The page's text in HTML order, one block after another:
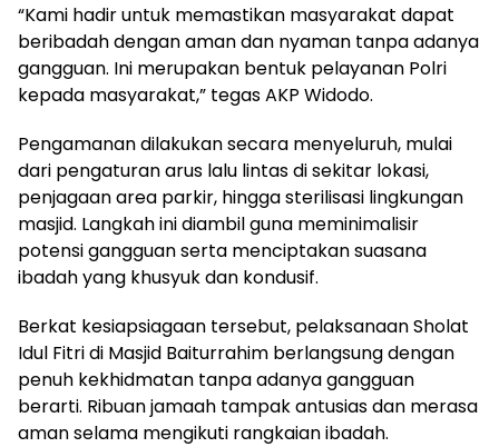
“Kami hadir untuk memastikan masyarakat dapat
beribadah dengan aman dan nyaman tanpa adanya
gangguan. Ini merupakan bentuk pelayanan Polri
kepada masyarakat,” tegas AKP Widodo.
Pengamanan dilakukan secara menyeluruh, mulai
dari pengaturan arus lalu lintas di sekitar lokasi,
penjagaan area parkir, hingga sterilisasi lingkungan
masjid. Langkah ini diambil guna meminimalisir
potensi gangguan serta menciptakan suasana
ibadah yang khusyuk dan kondusif.
Berkat kesiapsiagaan tersebut, pelaksanaan Sholat
Idul Fitri di Masjid Baiturrahim berlangsung dengan
penuh kekhidmatan tanpa adanya gangguan
berarti. Ribuan jamaah tampak antusias dan merasa
aman selama mengikuti rangkaian ibadah.